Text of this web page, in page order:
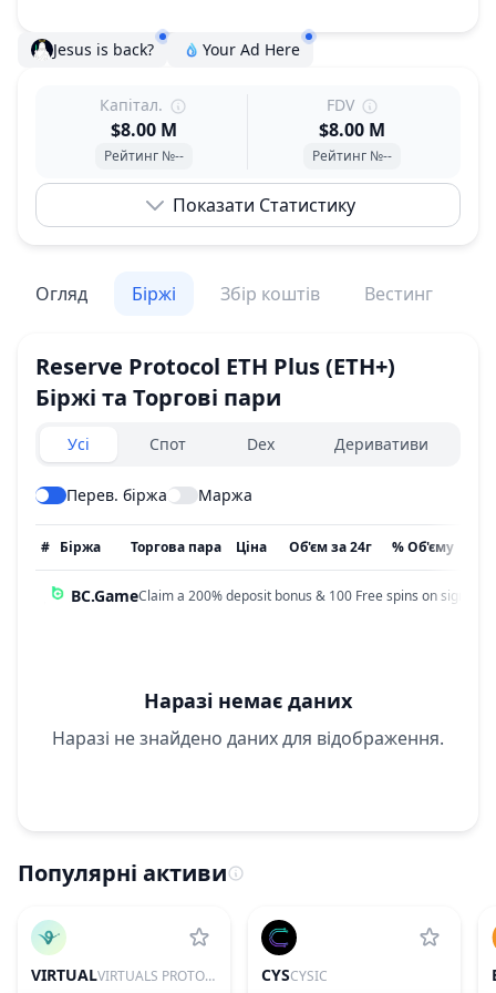
Jesus is back? Your Ad Here
Капітал.
$8.00 M
Рейтинг №--
FDV
$8.00 M
Рейтинг №--
Показати Статистику
Огляд Біржі Збір коштів Вестинг
Reserve Protocol ETH Plus(ETH+)
Біржі та Торгові пари
Exchanges type
Усі Спот Dex Деривативи
Перев. біржа Маржа
# Біржа Торгова пара Ціна Об'єм за 24г % Об'єму
BC.GameClaim a 200% deposit bonus & 100 Free spins on sign up!
Наразі немає даних
Наразі не знайдено даних для відображення.
Популярні активи
VIRTUAL VIRTUALS PROTOCOL CYSCYSIC